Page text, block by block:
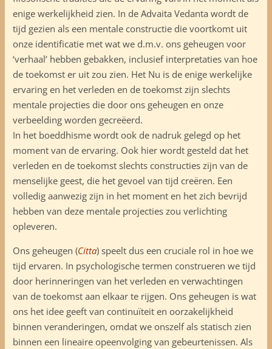
enige werkelijkheid zien. In de Advaita Vedanta wordt de
tijd gezien als een mentale constructie die voortkomt uit
onze identificatie met wat we d.m.v. ons geheugen voor
‘verhaal’ hebben gebakken, inclusief interpretaties van hoe
de toekomst er uit zou zien. Het Nu is de enige werkelijke
ervaring en het verleden en de toekomst zijn slechts
mentale projecties die door ons geheugen en onze
verbeelding worden gecreëerd.
In het boeddhisme wordt ook de nadruk gelegd op het
moment van de ervaring. Ook hier wordt gesteld dat het
verleden en de toekomst slechts constructies zijn van de
menselijke geest, die het gevoel van tijd creëren. Een
volledig aanwezig zijn in het moment en het zich bevrijd
hebben van deze mentale projecties zou verlichting
opleveren.
Ons geheugen (Citta) speelt dus een cruciale rol in hoe we
tijd ervaren. In psychologische termen construeren we tijd
door herinneringen van het verleden en verwachtingen
van de toekomst aan elkaar te rijgen. Ons geheugen is wat
ons het idee geeft van continuïteit en oorzakelijkheid
binnen veranderingen, omdat we onszelf als statisch zien
binnen een lineaire opeenvolging van gebeurtenissen. Als